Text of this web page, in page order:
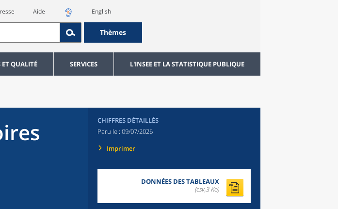
Aide English
Thèmes
QUALITÉ SERVICES L'INSEE ET LA STATISTIQUE PUBLIQUE
CHIFFRES DÉTAILLÉS
Paru le : 09/07/2026
Imprimer
DONNÉES DES TABLEAUX
(csv,3 Ko)